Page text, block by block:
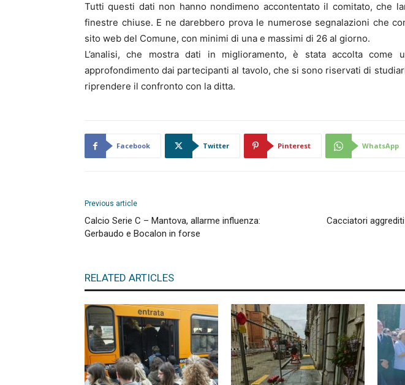
Tutti questi dati non hanno nondimeno accontentato il comitato, che
finestre chiuse. E ne darebbero prova le numerose segnalazioni che
sito web del Comune, con minimi di una e massimi di 26 al giorno.
L’analisi, che mostra dati in miglioramento, è stata accolta come
approfondimento dai partecipanti al tavolo, che si sono riservati di
riprendere il confronto con la ditta.
Facebook Twitter Pinterest WhatsApp
Previous article
Calcio Serie C – Mantova, allarme influenza:
Gerbaudo e Bocalon in forse
Cacciatori
RELATED ARTICLES